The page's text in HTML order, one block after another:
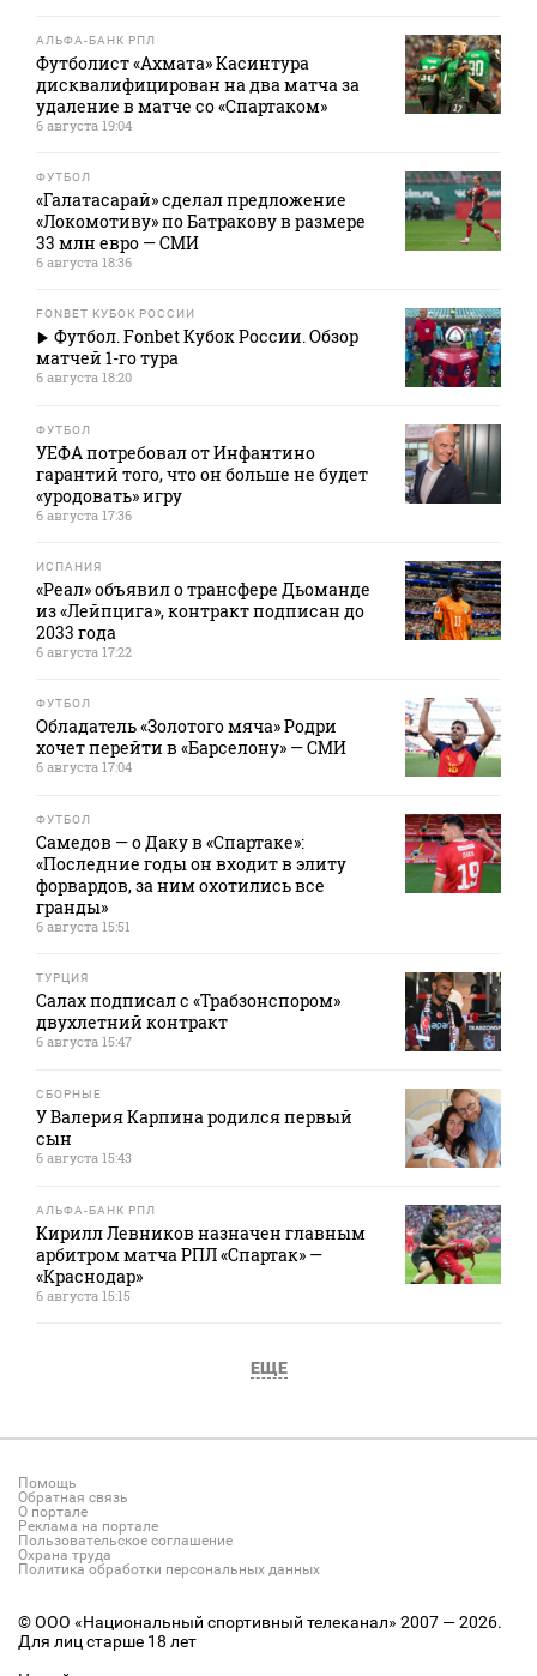
АЛЬФА-БАНК РПЛ
Футболист «Ахмата» Касинтура
дисквалифицирован на два матча за
удаление в матче со «Спартаком»
6 августа 19:04
ФУТБОЛ
«Галатасарай» сделал предложение
«Локомотиву» по Батракову в размере
33 млн евро — СМИ
6 августа 18:36
FONBET КУБОК РОССИИ
Футбол. Fonbet Кубок России. Обзор
матчей 1-го тура
6 августа 18:20
ФУТБОЛ
УЕФА потребовал от Инфантино
гарантий того, что он больше не будет
«уродовать» игру
6 августа 17:36
ИСПАНИЯ
«Реал» объявил о трансфере Дьоманде
из «Лейпцига», контракт подписан до
2033 года
6 августа 17:22
ФУТБОЛ
Обладатель «Золотого мяча» Родри
хочет перейти в «Барселону» — СМИ
6 августа 17:04
ФУТБОЛ
Самедов — о Даку в «Спартаке»:
«Последние годы он входит в элиту
форвардов, за ним охотились все
гранды»
6 августа 15:51
ТУРЦИЯ
Салах подписал с «Трабзонспором»
двухлетний контракт
6 августа 15:47
СБОРНЫЕ
У Валерия Карпина родился первый
сын
6 августа 15:43
АЛЬФА-БАНК РПЛ
Кирилл Левников назначен главным
арбитром матча РПЛ «Спартак» —
«Краснодар»
6 августа 15:15
ЕЩЕ
Помощь
Обратная связь
О портале
Реклама на портале
Пользовательское соглашение
Охрана труда
Политика обработки персональных данных
© ООО «Национальный спортивный телеканал» 2007 — 2026.
Для лиц старше 18 лет